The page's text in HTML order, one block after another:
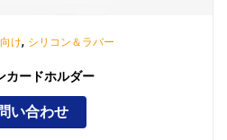
け, シリコン＆ラバー
カードホルダー
い合わせ